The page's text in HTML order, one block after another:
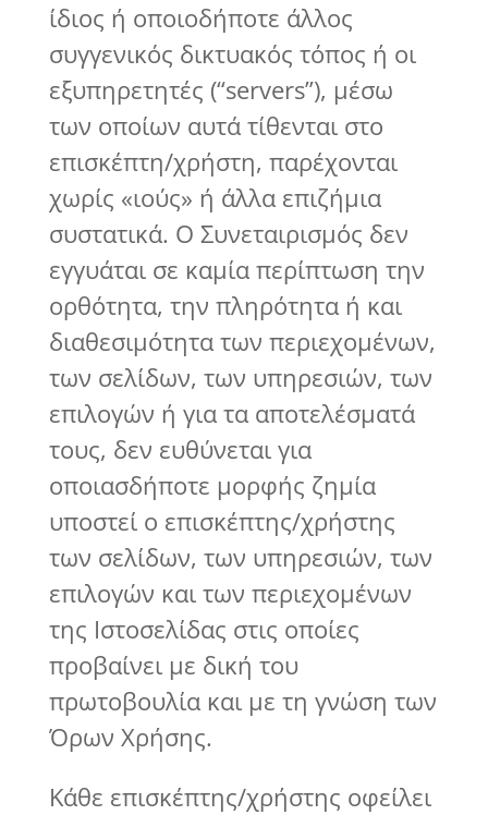
ίδιος ή οποιοδήποτε άλλος
συγγενικός δικτυακός τόπος ή οι
εξυπηρετητές (“servers”), μέσω
των οποίων αυτά τίθενται στο
επισκέπτη/χρήστη, παρέχονται
χωρίς «ιούς» ή άλλα επιζήμια
συστατικά. Ο Συνεταιρισμός δεν
εγγυάται σε καμία περίπτωση την
ορθότητα, την πληρότητα ή και
διαθεσιμότητα των περιεχομένων,
των σελίδων, των υπηρεσιών, των
επιλογών ή για τα αποτελέσματά
τους, δεν ευθύνεται για
οποιασδήποτε μορφής ζημία
υποστεί ο επισκέπτης/χρήστης
των σελίδων, των υπηρεσιών, των
επιλογών και των περιεχομένων
της Ιστοσελίδας στις οποίες
προβαίνει με δική του
πρωτοβουλία και με τη γνώση των
Όρων Χρήσης.
Κάθε επισκέπτης/χρήστης οφείλει